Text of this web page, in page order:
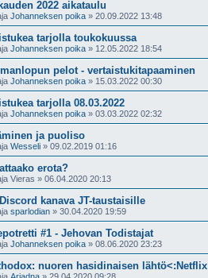
2022 aikataulu
Johanneksen poika » 20.09.2022 13:48
tarjolla toukokuussa
Johanneksen poika » 12.05.2022 18:54
pelot - vertaistukitapaaminen
Johanneksen poika » 15.03.2022 00:30
tarjolla 08.03.2022
Johanneksen poika » 03.03.2022 02:32
ja puoliso
Wesseli » 09.02.2019 01:16
erota?
Vieras » 06.04.2020 20:13
kanava JT-taustaisille
sparlodian » 30.04.2020 19:59
#1 - Jehovan Todistajat
Johanneksen poika » 08.06.2020 23:23
nuoren hasidinaisen lähtö<:Netflix